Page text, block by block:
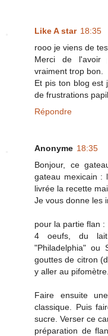
Like A star 18:35
rooo je viens de
Merci de l'avoir
vraiment trop bon.
Et pis ton blog est
de frustrations
Répondre
Anonyme 18:35
Bonjour, ce
gateau mexicain :
livrée la recette
Je vous donne les
pour la partie flan :
4 oeufs, du lait
"Philadelphia" ou
gouttes de citron
y aller au
Faire ensuite
classique. Puis
sucre. Verser ce
préparation de